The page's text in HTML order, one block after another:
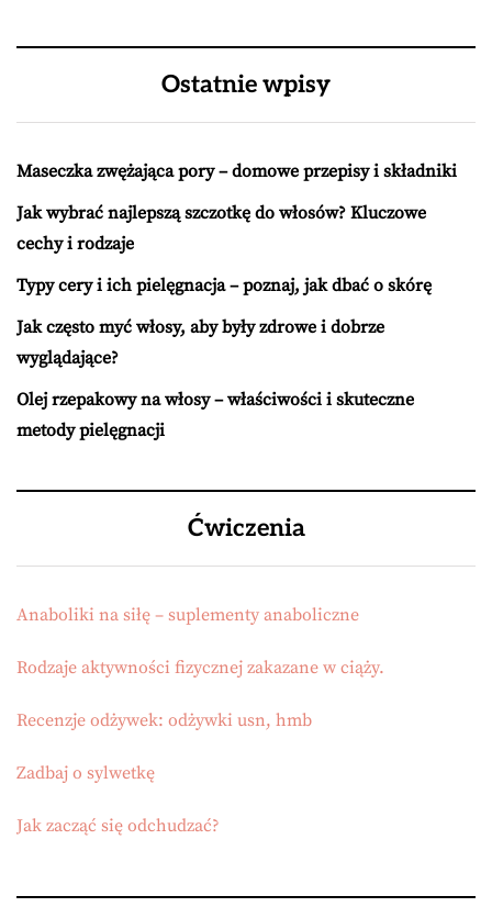
Ostatnie wpisy
Maseczka zwężająca pory – domowe przepisy i składniki
Jak wybrać najlepszą szczotkę do włosów? Kluczowe
cechy i rodzaje
Typy cery i ich pielęgnacja – poznaj, jak dbać o skórę
Jak często myć włosy, aby były zdrowe i dobrze
wyglądające?
Olej rzepakowy na włosy – właściwości i skuteczne
metody pielęgnacji
Ćwiczenia
Anaboliki na siłę – suplementy anaboliczne
Rodzaje aktywności fizycznej zakazane w ciąży.
Recenzje odżywek: odżywki usn, hmb
Zadbaj o sylwetkę
Jak zacząć się odchudzać?